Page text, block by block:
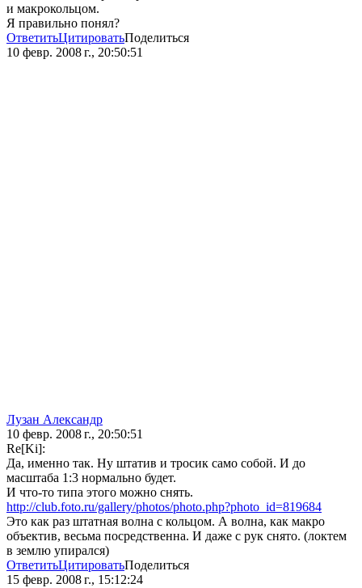
и макрокольцом.
Я правильно понял?
ОтветитьЦитироватьПоделиться
10 февр. 2008 г., 20:50:51
Лузан Александр
10 февр. 2008 г., 20:50:51
Re[Ki]:
Да, именно так. Ну штатив и тросик само собой. И до
масштаба 1:3 нормально будет.
И что-то типа этого можно снять.
http://club.foto.ru/gallery/photos/photo.php?photo_id=819684
Это как раз штатная волна с кольцом. А волна, как макро
объектив, весьма посредственна. И даже с рук снято. (локтем
в землю упирался)
ОтветитьЦитироватьПоделиться
15 февр. 2008 г., 15:12:24